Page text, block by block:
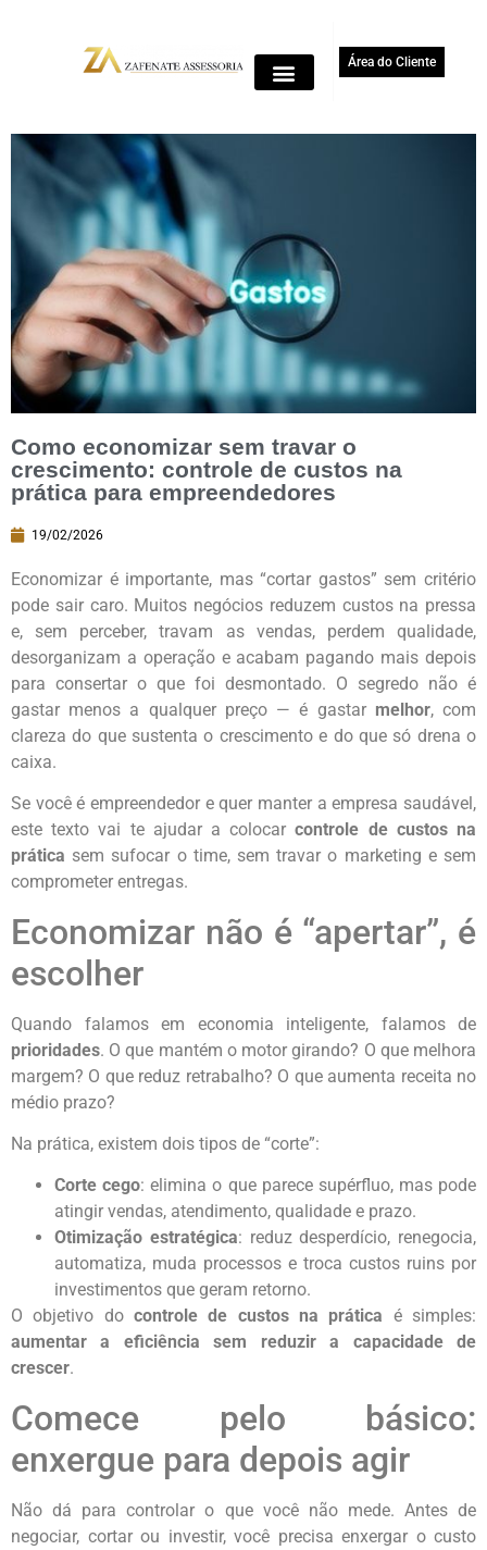
Área do Cliente
Como economizar sem travar o
crescimento: controle de custos na
prática para empreendedores
19/02/2026
Economizar é importante, mas “cortar gastos” sem critério
pode sair caro. Muitos negócios reduzem custos na pressa
e, sem perceber, travam as vendas, perdem qualidade,
desorganizam a operação e acabam pagando mais depois
para consertar o que foi desmontado. O segredo não é
gastar menos a qualquer preço — é gastar melhor, com
clareza do que sustenta o crescimento e do que só drena o
caixa.
Se você é empreendedor e quer manter a empresa saudável,
este texto vai te ajudar a colocarcontrole de custos na
prática sem sufocar o time, sem travar o marketing e sem
comprometer entregas.
Economizar não é “apertar”, é
escolher
Quando falamos em economia inteligente, falamos de
prioridades. O que mantém o motor girando? O que melhora
margem? O que reduz retrabalho? O que aumenta receita no
médio prazo?
Na prática, existem dois tipos de “corte”:
Corte cego: elimina o que parece supérfluo, mas pode
atingir vendas, atendimento, qualidade e prazo.
Otimização estratégica: reduz desperdício, renegocia,
automatiza, muda processos e troca custos ruins por
investimentos que geram retorno.
O objetivo do controle de custos na prática é simples:
aumentar a eficiência sem reduzir a capacidade de
crescer.
Comece pelo básico:
enxergue para depois agir
Não dá para controlar o que você não mede. Antes de
negociar, cortar ou investir, você precisa enxergar o custo